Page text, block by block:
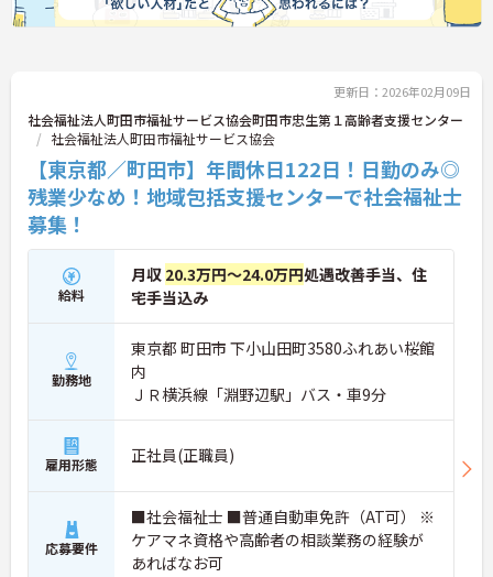
更新日：2026年02月09日
社会福祉法人町田市福祉サービス協会町田市忠生第１高齢者支援センター
社会福祉法人町田市福祉サービス協会
【東京都／町田市】年間休日122日！日勤のみ◎
残業少なめ！地域包括支援センターで社会福祉士
募集！
給料
月収 20.3万円～24.0万円処遇改善手当、住
宅手当込み
勤務地
東京都 町田市 下小山田町3580ふれあい桜館
内
ＪＲ横浜線「淵野辺駅」バス・車9分
雇用形態 正社員(正職員)
応募要件
■社会福祉士 ■普通自動車免許（AT可） ※
ケアマネ資格や高齢者の相談業務の経験が
あればなお可